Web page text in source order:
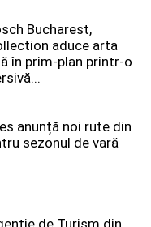
Bucharest,
aduce arta
în prim-plan printr-o
anunță noi rute din
sezonul de vară
de Turism din